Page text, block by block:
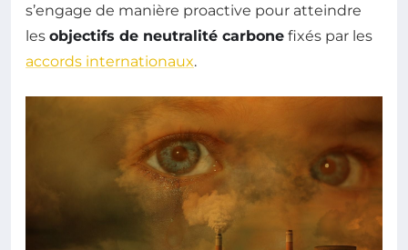
s’engage de manière proactive pour atteindre
les objectifs de neutralité carbone fixés par les
accords internationaux.